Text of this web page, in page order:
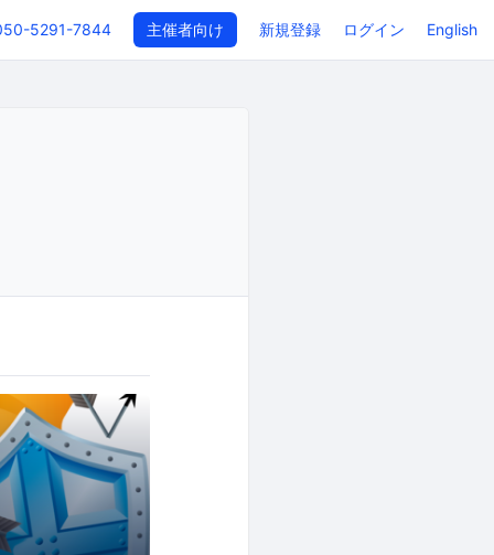
5291-7844 主催者向け 新規登録 ログイン English